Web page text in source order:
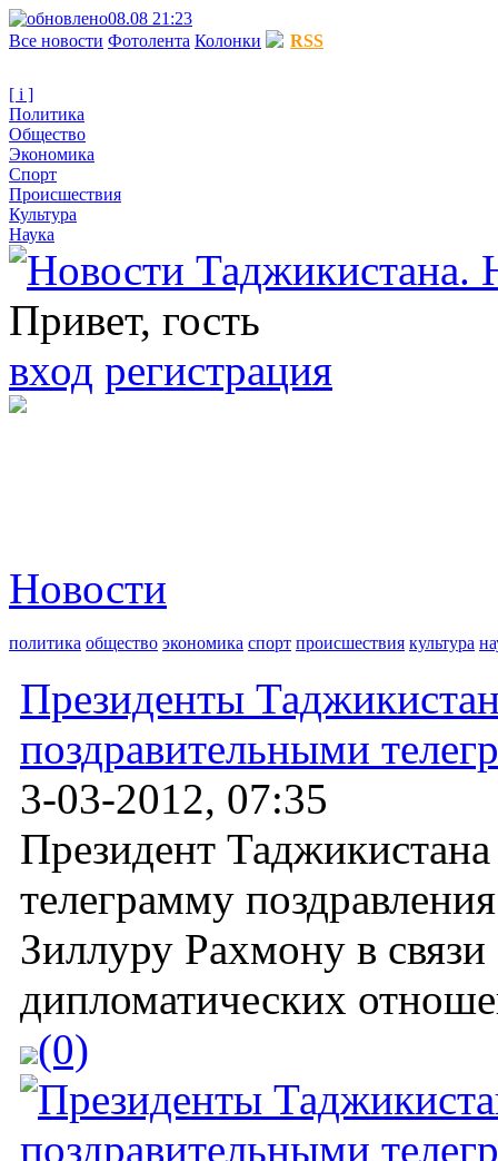
08.08 21:23
Все новости Фотолента Колонки RSS
[ i ]
Политика
Общество
Экономика
Спорт
Происшествия
Культура
Наука
Привет, гость
вход регистрация
Новости
политика общество экономика спорт происшествия культура
Президенты
поздравительными
3-03-2012, 07:35
Президент
телеграмму
Зиллуру Рахмону в
дипломатических
(0)